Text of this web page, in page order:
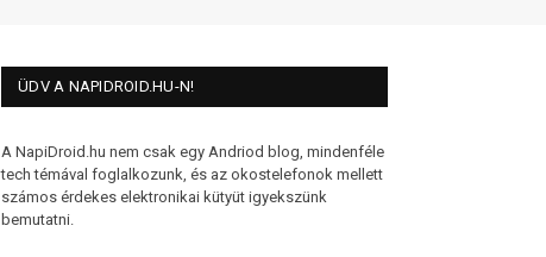
ÜDV A NAPIDROID.HU-N!
A NapiDroid.hu nem csak egy Andriod blog, mindenféle
tech témával foglalkozunk, és az okostelefonok mellett
számos érdekes elektronikai kütyüt igyekszünk
bemutatni.